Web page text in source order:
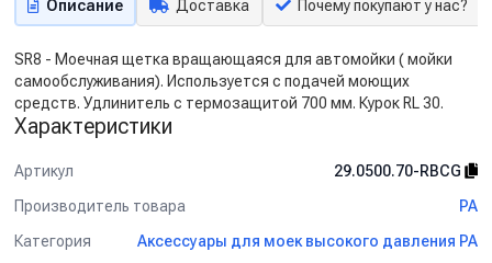
Описание Доставка Почему покупают у нас?
SR8 - Моечная щетка вращающаяся для автомойки ( мойки
самообслуживания). Используется с подачей моющих
средств. Удлинитель с термозащитой 700 мм. Курок RL 30.
Характеристики
Артикул
29.0500.70-RBCG
Производитель товара
PA
Категория
Аксессуары для моек высокого давления PA